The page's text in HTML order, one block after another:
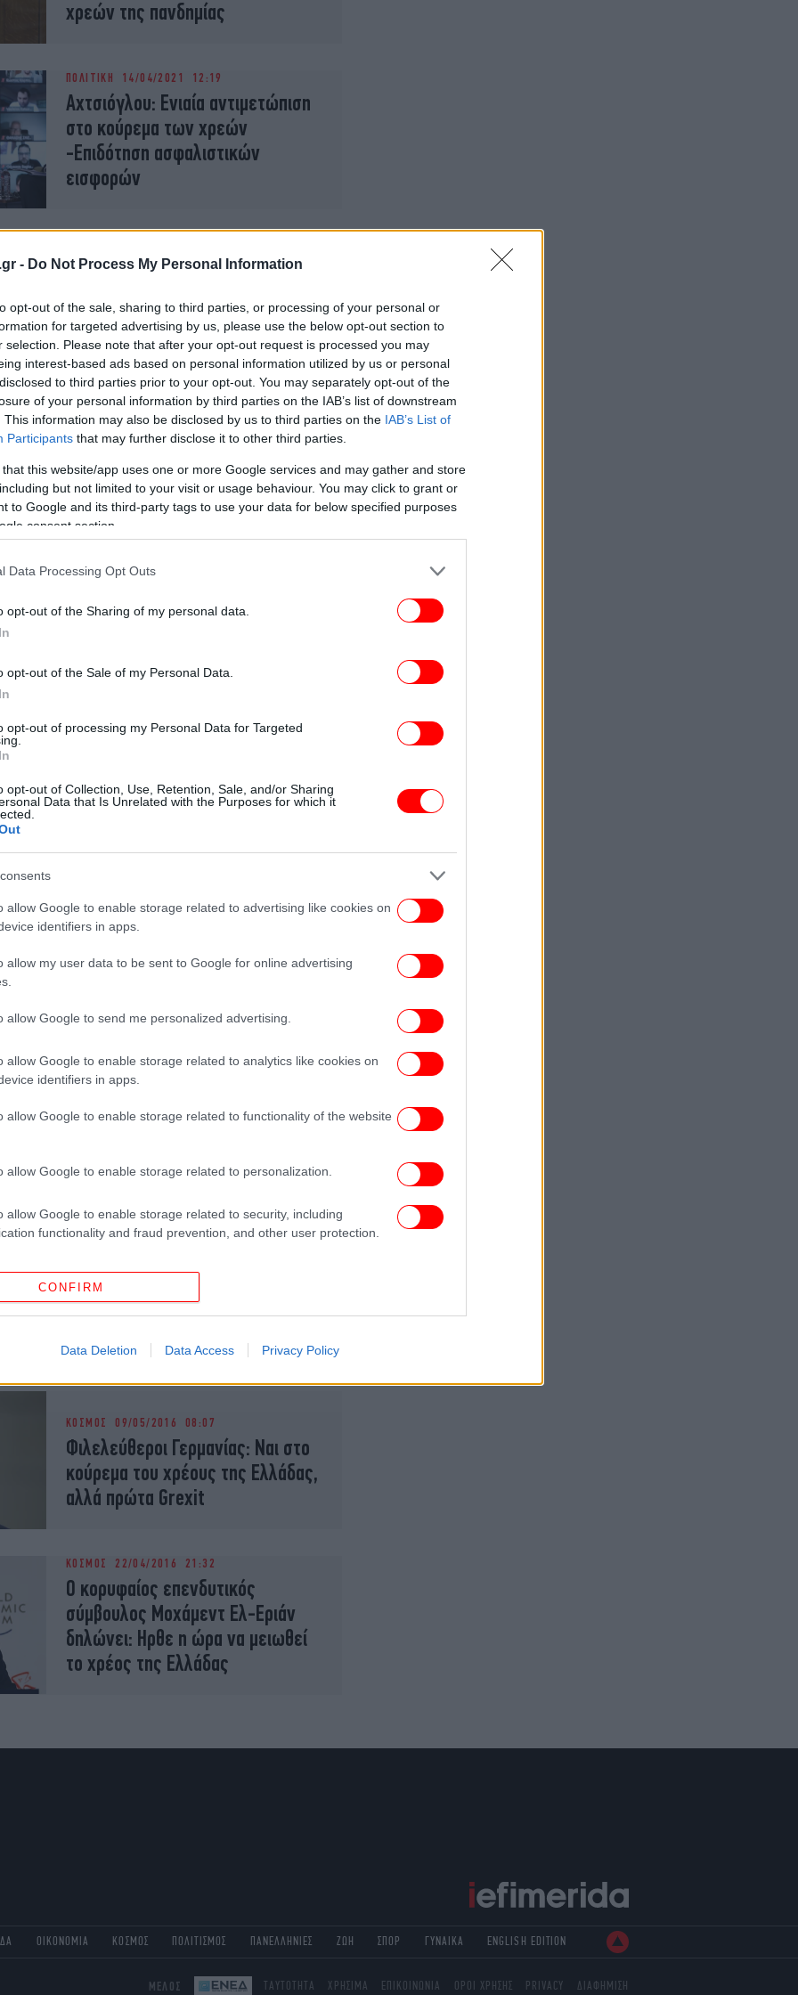
- Do Not Process My Personal Information
opt-out of the sale, sharing to third parties, or processing of your personal or
for targeted advertising by us, please use the below opt-out section to
selection. Please note that after your opt-out request is processed you may
interest-based ads based on personal information utilized by us or personal
to third parties prior to your opt-out. You may separately opt-out of the
of your personal information by third parties on the IAB’s list of downstream
This information may also be disclosed by us to third parties on the IAB’s List of
Participants that may further disclose it to other third parties.
that this website/app uses one or more Google services and may gather and store
but not limited to your visit or usage behaviour. You may click to grant or
to Google and its third-party tags to use your data for below specified purposes
consent section.
Data Processing Opt Outs
opt-out of the Sharing of my personal data.
opt-out of the Sale of my Personal Data.
opt-out of processing my Personal Data for Targeted
opt-out of Collection, Use, Retention, Sale, and/or Sharing
Data that Is Unrelated with the Purposes for which it
allow Google to enable storage related to advertising like cookies on
identifiers in apps.
allow my user data to be sent to Google for online advertising
allow Google to send me personalized advertising.
allow Google to enable storage related to analytics like cookies on
identifiers in apps.
allow Google to enable storage related to functionality of the website
allow Google to enable storage related to personalization.
allow Google to enable storage related to security, including
functionality and fraud prevention, and other user protection.
CONFIRM
Data Deletion Data Access Privacy Policy
χρεών της πανδημίας
ΠΟΛΙΤΙΚΗ 14/04/2021 12:19
Αχτσιόγλου: Ενιαία αντιμετώπιση
στο κούρεμα των χρεών
-Επιδότηση ασφαλιστικών
εισφορών
Ο Τσίπρας παρουσίασε το
με νέο επιτελείο και πακέτο 5,7
δισ.
ΕΛΛΑΔΑ 10/10/2017 08:48
χρέος 41χρονης από 225.790
ευρώ σε 28.500
26/09/2017 11:20
κούρεμα χρέους για την Ελλάδα
ΚΟΣΜΟΣ 26/07/2017 15:16
ένα σχεδιαζόμενο κούρεμα του
δημόσιου χρέους με νέα δάνεια
ΟΙΚΟΝΟΜΙΑ 03/04/2017 13:36
Handelsblatt: Η Ελλάδα χρειάζεται
κούρεμα χρέους όπως το 1953 η
Δημοσκόπηση: «Οχι» στο κούρεμα
46,4% των Γερμανών
ΟΙΚΟΝΟΜΙΑ
«Κούρεμα» 90% στα χρέη της
ΚΟΣΜΟΣ 09/05/2016 08:07
Φιλελεύθεροι Γερμανίας: Ναι στο
κούρεμα του χρέους της Ελλάδας,
αλλά πρώτα Grexit
ΚΟΣΜΟΣ 22/04/2016 21:32
Ο κορυφαίος επενδυτικός
σύμβουλος Μοχάμεντ Ελ-Εριάν
δηλώνει: Ηρθε η ώρα να μειωθεί
το χρέος της Ελλάδας
ΟΙΚΟΝΟΜΙΑ ΚΟΣΜΟΣ ΠΟΛΙΤΙΣΜΟΣ ΠΑΝΕΛΛΗΝΙΕΣ ΖΩΗ ΣΠΟΡ ΓΥΝΑΙΚΑ ENGLISH EDITION
ΜΕΛΟΣ ΤΑΥΤΟΤΗΤΑ ΧΡΗΣΙΜΑ ΕΠΙΚΟΙΝΩΝΙΑ ΟΡΟΙ ΧΡΗΣΗΣ PRIVACY ΔΙΑΦΗΜΙΣΗ